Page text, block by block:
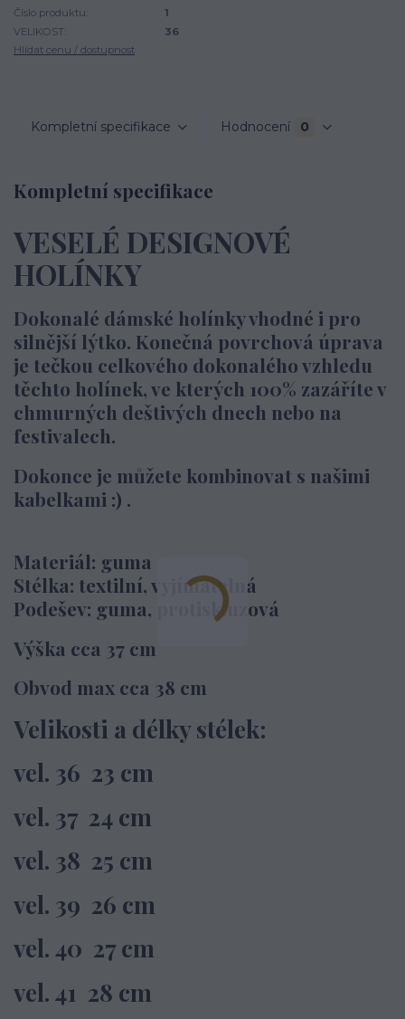
Číslo produktu:
1
VELIKOST:
36
Hlídat cenu / dostupnost
Kompletní specifikace Hodnocení 0
Kompletní specifikace
VESELÉ DESIGNOVÉ
HOLÍNKY
Dokonalé dámské holínky vhodné i pro
silnější lýtko. Konečná povrchová úprava
je tečkou celkového dokonalého vzhledu
těchto holínek, ve kterých 100% zazáříte v
chmurných deštivých dnech nebo na
festivalech.
Dokonce je můžete kombinovat s našimi
kabelkami :) .
Materiál: guma
Stélka: textilní, vyjímatelná
Podešev: guma, protiskluzová
Výška cca 37 cm
Obvod max cca 38 cm
Velikosti a délky stélek:
vel. 36 23 cm
vel. 37 24 cm
vel. 38 25 cm
vel. 39 26 cm
vel. 40 27 cm
vel. 41 28 cm